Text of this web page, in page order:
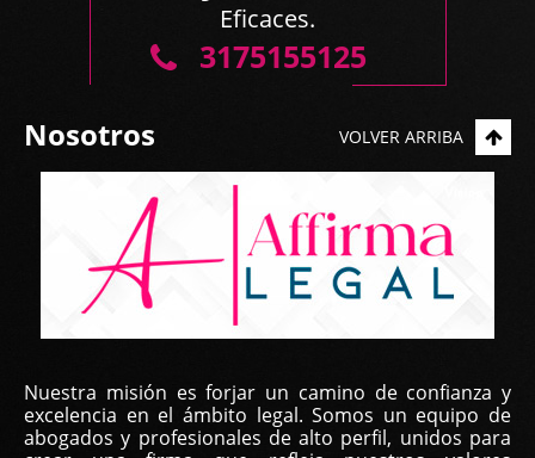
Eficaces.
3175155125
Nosotros
Nuestra misión es forjar un camino de confianza y
excelencia en el ámbito legal. Somos un equipo de
abogados y profesionales de alto perfil, unidos para
VOLVER ARRIBA